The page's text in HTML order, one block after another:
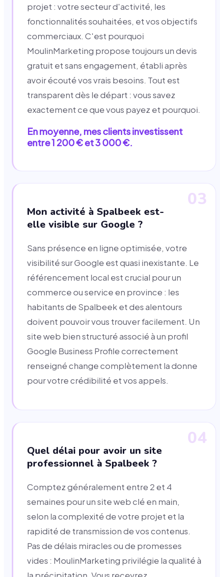
projet : votre secteur d'activité, les
fonctionnalités souhaitées, et vos objectifs
commerciaux. C'est pourquoi
MoulinMarketing propose toujours un devis
gratuit et sans engagement, établi après
avoir écouté vos vrais besoins. Tout est
transparent dès le départ : vous savez
exactement ce que vous payez et pourquoi.
En moyenne, mes clients investissent
entre 1 200 € et 3 000 €.
03
Mon activité à Spalbeek est-
elle visible sur Google ?
Sans présence en ligne optimisée, votre
visibilité sur Google est quasi inexistante. Le
référencement local est crucial pour un
commerce ou service en province : les
habitants de Spalbeek et des alentours
doivent pouvoir vous trouver facilement. Un
site web bien structuré associé à un profil
Google Business Profile correctement
renseigné change complètement la donne
pour votre crédibilité et vos appels.
04
Quel délai pour avoir un site
professionnel à Spalbeek ?
Comptez généralement entre 2 et 4
semaines pour un site web clé en main,
selon la complexité de votre projet et la
rapidité de transmission de vos contenus.
Pas de délais miracles ou de promesses
vides : MoulinMarketing privilégie la qualité à